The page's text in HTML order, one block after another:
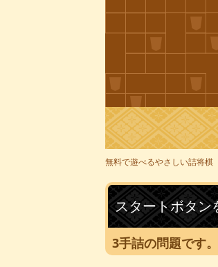
無料で遊べるやさしい詰将棋
スタートボタン
3手詰の問題です。